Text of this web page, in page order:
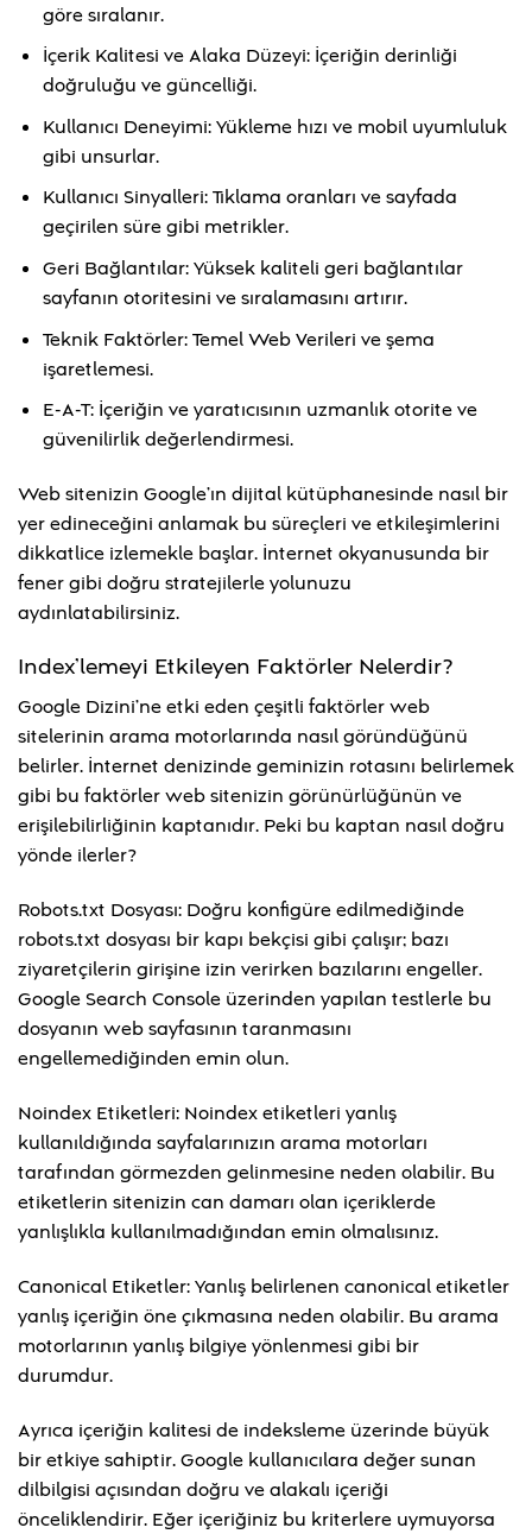
göre sıralanır.
İçerik Kalitesi ve Alaka Düzeyi: İçeriğin derinliği
doğruluğu ve güncelliği.
Kullanıcı Deneyimi: Yükleme hızı ve mobil uyumluluk
gibi unsurlar.
Kullanıcı Sinyalleri: Tıklama oranları ve sayfada
geçirilen süre gibi metrikler.
Geri Bağlantılar: Yüksek kaliteli geri bağlantılar
sayfanın otoritesini ve sıralamasını artırır.
Teknik Faktörler: Temel Web Verileri ve şema
işaretlemesi.
E-A-T: İçeriğin ve yaratıcısının uzmanlık otorite ve
güvenilirlik değerlendirmesi.
Web sitenizin Google’ın dijital kütüphanesinde nasıl bir
yer edineceğini anlamak bu süreçleri ve etkileşimlerini
dikkatlice izlemekle başlar. İnternet okyanusunda bir
fener gibi doğru stratejilerle yolunuzu
aydınlatabilirsiniz.
Index’lemeyi Etkileyen Faktörler Nelerdir?
Google Dizini’ne etki eden çeşitli faktörler web
sitelerinin arama motorlarında nasıl göründüğünü
belirler. İnternet denizinde geminizin rotasını belirlemek
gibi bu faktörler web sitenizin görünürlüğünün ve
erişilebilirliğinin kaptanıdır. Peki bu kaptan nasıl doğru
yönde ilerler?
Robots.txt Dosyası: Doğru konfigüre edilmediğinde
robots.txt dosyası bir kapı bekçisi gibi çalışır; bazı
ziyaretçilerin girişine izin verirken bazılarını engeller.
Google Search Console üzerinden yapılan testlerle bu
dosyanın web sayfasının taranmasını
engellemediğinden emin olun.
Noindex Etiketleri: Noindex etiketleri yanlış
kullanıldığında sayfalarınızın arama motorları
tarafından görmezden gelinmesine neden olabilir. Bu
etiketlerin sitenizin can damarı olan içeriklerde
yanlışlıkla kullanılmadığından emin olmalısınız.
Canonical Etiketler: Yanlış belirlenen canonical etiketler
yanlış içeriğin öne çıkmasına neden olabilir. Bu arama
motorlarının yanlış bilgiye yönlenmesi gibi bir
durumdur.
Ayrıca içeriğin kalitesi de indeksleme üzerinde büyük
bir etkiye sahiptir. Google kullanıcılara değer sunan
dilbilgisi açısından doğru ve alakalı içeriği
önceliklendirir. Eğer içeriğiniz bu kriterlere uymuyorsa